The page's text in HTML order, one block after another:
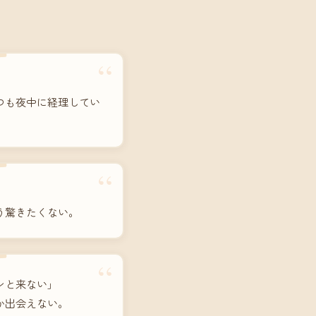
“
も夜中に経理してい
“
きたくない。
“
来ない」
会えない。